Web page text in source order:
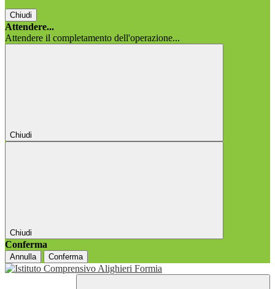
Chiudi
Attendere...
Attendere il completamento dell'operazione...
Chiudi
Chiudi
Conferma
Annulla Conferma